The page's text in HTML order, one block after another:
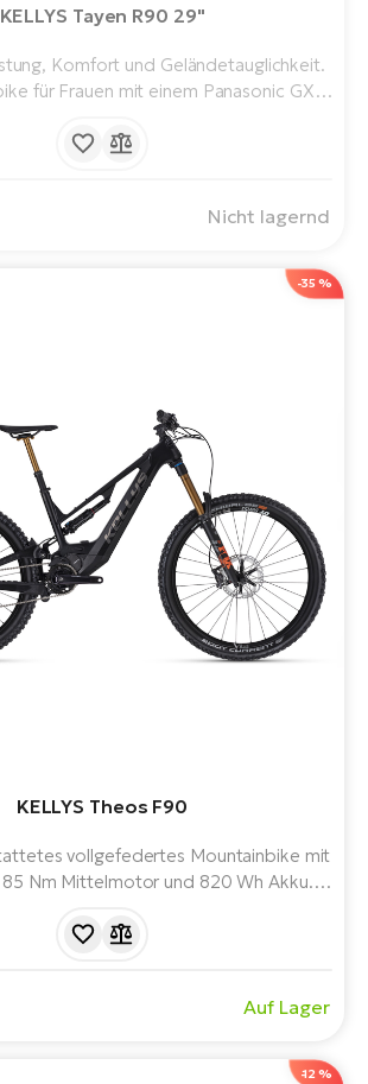
KELLYS Tayen R90 29"
Komfort und Geländetauglichkeit.
für Frauen mit einem Panasonic GX
Rädern. Mit einer Reichweite von bis zu
Nicht lagernd
-35 %
KELLYS Theos F90
vollgefedertes Mountainbike mit
85 Nm Mittelmotor und 820 Wh Akku.
von bis zu 200 km. Bereit für die echte
Auf Lager
-12 %